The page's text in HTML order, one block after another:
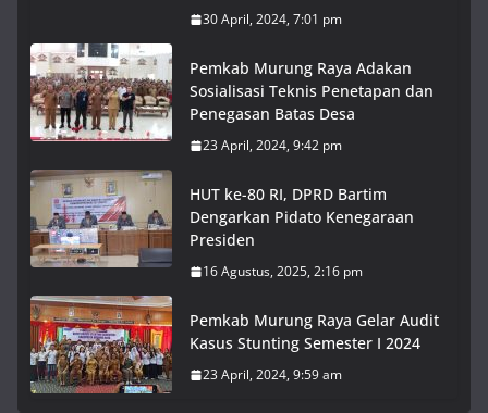
30 April, 2024, 7:01 pm
Pemkab Murung Raya Adakan
Sosialisasi Teknis Penetapan dan
Penegasan Batas Desa
23 April, 2024, 9:42 pm
HUT ke-80 RI, DPRD Bartim
Dengarkan Pidato Kenegaraan
Presiden
16 Agustus, 2025, 2:16 pm
Pemkab Murung Raya Gelar Audit
Kasus Stunting Semester I 2024
23 April, 2024, 9:59 am